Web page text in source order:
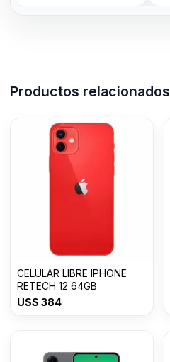
Productos relacionados
CELULAR LIBRE IPHONE
RETECH 12 64GB
U$S 384